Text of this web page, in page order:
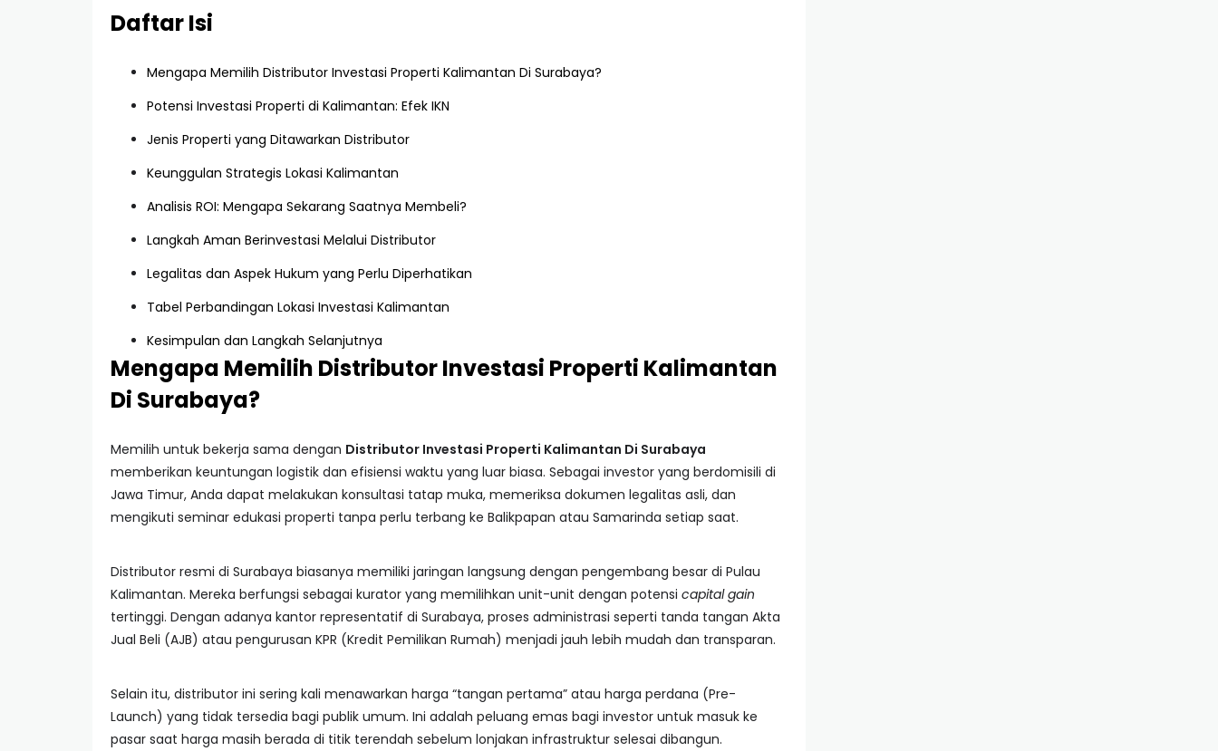
Daftar Isi
Mengapa Memilih Distributor Investasi Properti Kalimantan Di Surabaya?
Potensi Investasi Properti di Kalimantan: Efek IKN
Jenis Properti yang Ditawarkan Distributor
Keunggulan Strategis Lokasi Kalimantan
Analisis ROI: Mengapa Sekarang Saatnya Membeli?
Langkah Aman Berinvestasi Melalui Distributor
Legalitas dan Aspek Hukum yang Perlu Diperhatikan
Tabel Perbandingan Lokasi Investasi Kalimantan
Kesimpulan dan Langkah Selanjutnya
Mengapa Memilih Distributor Investasi Properti Kalimantan
Di Surabaya?
Memilih untuk bekerja sama dengan Distributor Investasi Properti Kalimantan Di Surabaya
memberikan keuntungan logistik dan efisiensi waktu yang luar biasa. Sebagai investor yang berdomisili di
Jawa Timur, Anda dapat melakukan konsultasi tatap muka, memeriksa dokumen legalitas asli, dan
mengikuti seminar edukasi properti tanpa perlu terbang ke Balikpapan atau Samarinda setiap saat.
Distributor resmi di Surabaya biasanya memiliki jaringan langsung dengan pengembang besar di Pulau
Kalimantan. Mereka berfungsi sebagai kurator yang memilihkan unit-unit dengan potensi capital gain
tertinggi. Dengan adanya kantor representatif di Surabaya, proses administrasi seperti tanda tangan Akta
Jual Beli (AJB) atau pengurusan KPR (Kredit Pemilikan Rumah) menjadi jauh lebih mudah dan transparan.
Selain itu, distributor ini sering kali menawarkan harga “tangan pertama” atau harga perdana (Pre-
Launch) yang tidak tersedia bagi publik umum. Ini adalah peluang emas bagi investor untuk masuk ke
pasar saat harga masih berada di titik terendah sebelum lonjakan infrastruktur selesai dibangun.